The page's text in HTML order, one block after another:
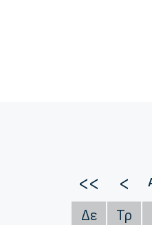
<< <
Δε Τρ